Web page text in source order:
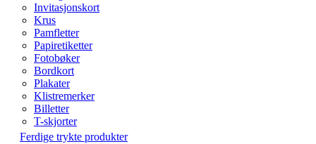
Invitasjonskort
Krus
Pamfletter
Papiretiketter
Fotobøker
Bordkort
Plakater
Klistremerker
Billetter
T-skjorter
Ferdige trykte produkter